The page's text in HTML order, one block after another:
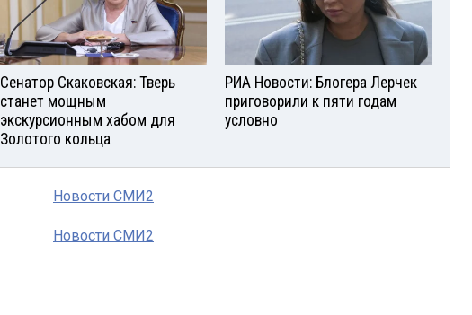
Сенатор Скаковская: Тверь
станет мощным
экскурсионным хабом для
Золотого кольца
РИА Новости: Блогера Лерчек
приговорили к пяти годам
условно
Новости СМИ2
Новости СМИ2